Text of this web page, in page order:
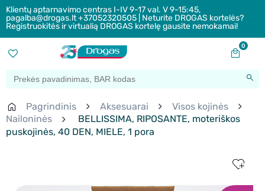
Klientų aptarnavimo centras I-IV 9-17 val. V 9-15:45,
pagalba@drogas.lt +37052320505 | Neturite DROGAS kortelės?
Registruokitės ir virtualią DROGAS kortelę gausite nemokamai!
0
Pagrindinis Aksesuarai
Visos kojinės
Nailoninės
BELLISSIMA, RIPOSANTE, moteriškos
puskojinės, 40 DEN, MIELE, 1 pora